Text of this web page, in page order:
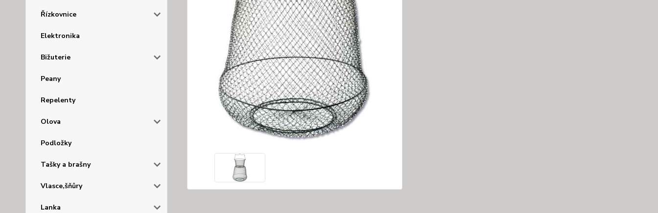
Řízkovnice
Elektronika
Bižuterie
Peany
Repelenty
Olova
Podložky
Tašky a brašny
Vlasce,šňůry
Lanka